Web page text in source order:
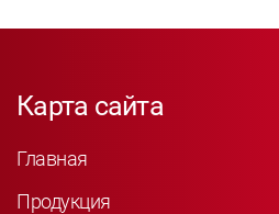
Карта сайта
Главная
Продукция